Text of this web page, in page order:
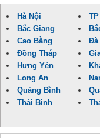
Hà Nội
Bắc Giang
Cao Bằng
Đà
Đồng Tháp
Hưng Yên
Long An
Quảng Bình
Thái Bình